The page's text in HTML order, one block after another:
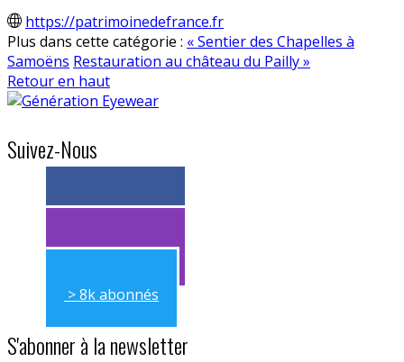
https://patrimoinedefrance.fr
Plus dans cette catégorie : « Sentier des Chapelles à
Samoëns Restauration au château du Pailly »
Retour en haut
Suivez-Nous
> 11k abonnés
> 11k abonnés
> 8k abonnés
S'abonner à la newsletter